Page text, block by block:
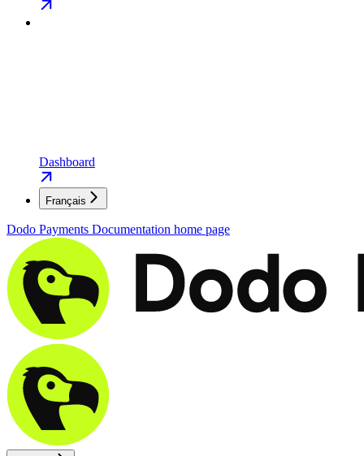
Dashboard
Français
Dodo Payments Documentation home page